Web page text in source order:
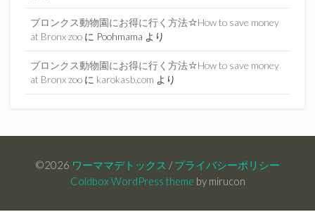
ブロンクス動物園にお得に行く方法☆How to save money
at Bronx zoo に Poohmama より
ブロンクス動物園にお得に行く方法☆How to save money
at Bronx zoo に karokasb.com より
©2026 ワーママデトックス / プライバシーポリシー
Coldbox WordPress theme by mirucon